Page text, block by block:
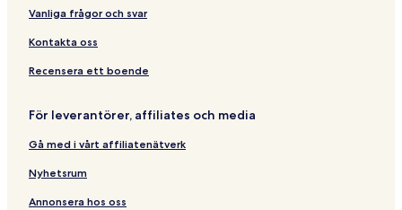
s
b
R
e
w
i
g
r
o
m
n
o
y
O
c
n
r
n
t
Vanliga frågor och svar
Kontakta oss
Recensera ett boende
För leverantörer, affiliates och media
Gå med i vårt affiliatenätverk
Nyhetsrum
Annonsera hos oss